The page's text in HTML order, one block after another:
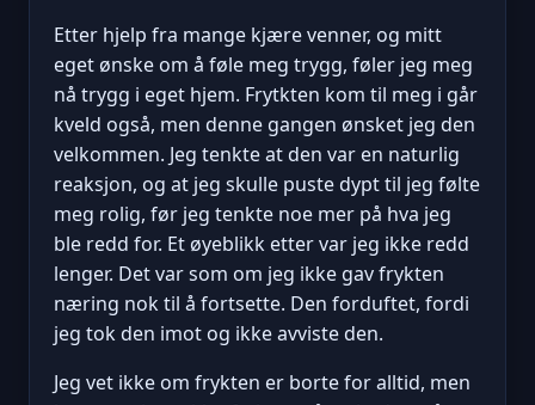
Etter hjelp fra mange kjære venner, og mitt
eget ønske om å føle meg trygg, føler jeg meg
nå trygg i eget hjem. Frytkten kom til meg i går
kveld også, men denne gangen ønsket jeg den
velkommen. Jeg tenkte at den var en naturlig
reaksjon, og at jeg skulle puste dypt til jeg følte
meg rolig, før jeg tenkte noe mer på hva jeg
ble redd for. Et øyeblikk etter var jeg ikke redd
lenger. Det var som om jeg ikke gav frykten
næring nok til å fortsette. Den forduftet, fordi
jeg tok den imot og ikke avviste den.
Jeg vet ikke om frykten er borte for alltid, men